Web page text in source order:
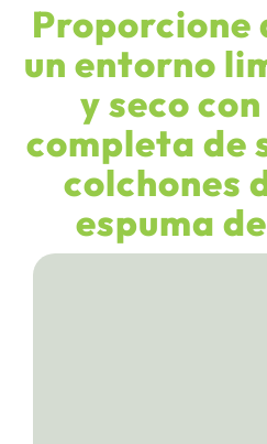
Proporcione
un entorno
y seco
completa de
colchones
espuma